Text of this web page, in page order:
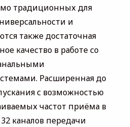
традиционных для
и
также достаточная
качество в работе со
Расширенная до
с возможностью
частот приёма в
каналов передачи